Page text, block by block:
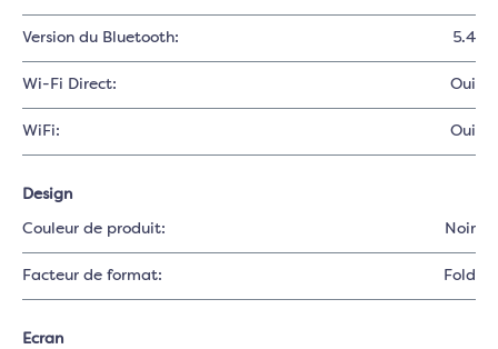
Version du Bluetooth: 5.4
Wi-Fi Direct: Oui
WiFi: Oui
Design
Couleur de produit: Noir
Facteur de format: Fold
Ecran